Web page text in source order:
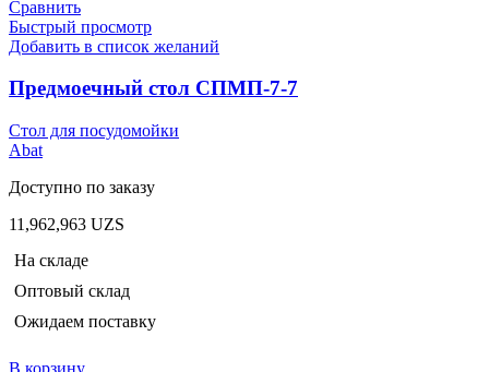
Сравнить
Быстрый просмотр
Добавить в список желаний
Предмоечный стол СПМП-7-7
Стол для посудомойки
Abat
Доступно по заказу
11,962,963 UZS
На складе
Оптовый склад
Ожидаем поставку
В корзину